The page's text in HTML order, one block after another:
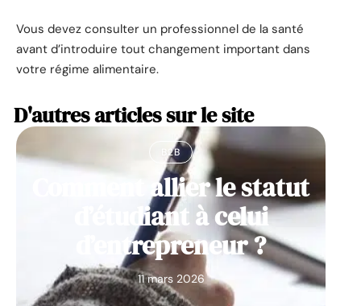
Vous devez consulter un professionnel de la santé
avant d’introduire tout changement important dans
votre régime alimentaire.
D'autres articles sur le site
B2B
Comment allier le statut
d’étudiant à celui
d’entrepreneur ?
11 mars 2026